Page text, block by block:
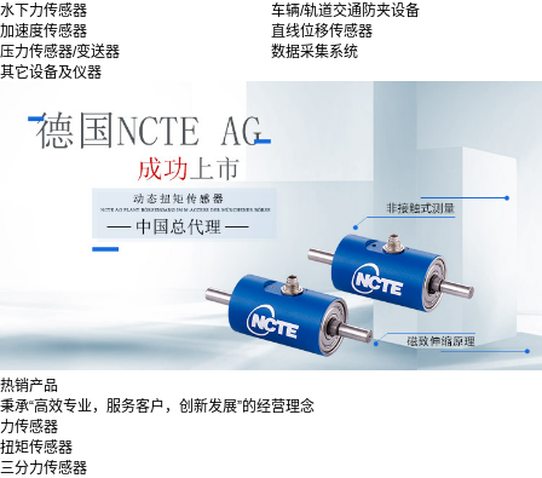
水下力传感器
车辆/轨道交通防夹设备
加速度传感器
直线位移传感器
压力传感器/变送器
数据采集系统
其它设备及仪器
热销产品
秉承“高效专业，服务客户，创新发展”的经营理念
力传感器
扭矩传感器
三分力传感器